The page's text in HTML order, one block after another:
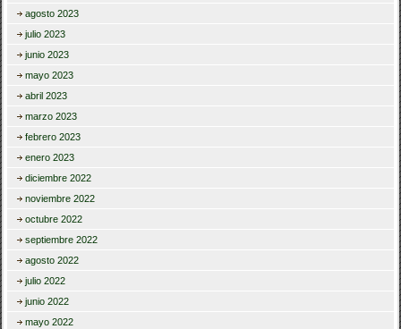
agosto 2023
julio 2023
junio 2023
mayo 2023
abril 2023
marzo 2023
febrero 2023
enero 2023
diciembre 2022
noviembre 2022
octubre 2022
septiembre 2022
agosto 2022
julio 2022
junio 2022
mayo 2022